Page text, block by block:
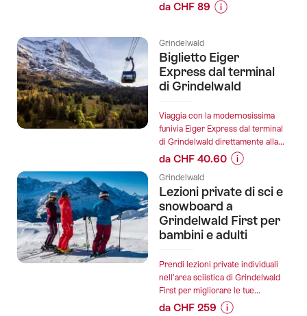
Soul
Grindelwald":
da CHF 89
prezzo
dell’offerta
"Grindelwald
lezioni
di
snowboard
di
per
bambini
e
adulti":
Grindelwald
Biglietto Eiger
Express dal terminal
di Grindelwald
Viaggia con la modernosissima
funivia Eiger Express dal terminal
di Grindelwald direttamente alla...
da CHF 40.60
sul
prezzo
dell’offerta
"Biglietto
Express
dal
terminal
di
Grindelwald
Lezioni private di sci e
snowboard a
Grindelwald First per
bambini e adulti
Prendi lezioni private individuali
nell'area sciistica di Grindelwald
First per migliorare le tue...
da CHF 259